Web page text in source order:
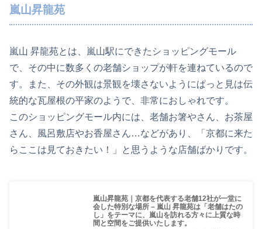
嵐山昇龍苑
嵐山 昇龍苑とは、嵐山駅にできたショッピングモール
で、その中に数多くの老舗ショップが軒を連ねているので
す。また、その外観は景観を壊さないようにぱっと見は伝
統的な瓦屋根の平家のようで、非常におしゃれです。
このショッピングモール内には、老舗お箸やさん、お茶屋
さん、風呂敷店やお香屋さん…などがあり、「京都に来た
らここは見ておきたい！」と思うような店舗ばかりです。
嵐山昇龍苑｜京都を代表する老舗12社が一堂に
会した特別な場所 – 嵐山 昇龍苑は「老舗はたの
し」をテーマに、嵐山を訪れる方々に上質な時
間と空間をご提供いたします。